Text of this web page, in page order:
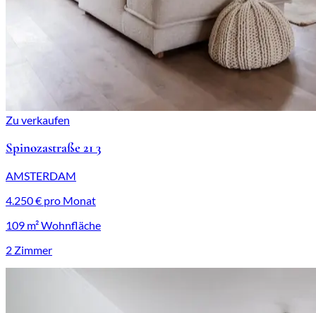
Zu verkaufen
Spinozastraße 21 3
AMSTERDAM
4.250 € pro Monat
109 m² Wohnfläche
2 Zimmer